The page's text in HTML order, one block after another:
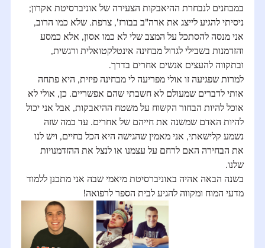
במבחנים לנבחרת ההיאבקות הצעירה של אוניברסיטת אקרון;
ניסיתי להגיע לייצג את ארה"ב בבורז', צרפת. שלא כמו הרוב,
אני מנסה להסתכל על המצב שלי לא כמו אסון, אלא כמסע
והזדמנות בשבילי לגדול מבחינה אינטלקטואלית ורגשית,
ובתקווה להעצים אנשים אחרים בדרך.
למרות שפגיעה זו אולי מפריעה לי מבחינה פיזית, היא פתחה
אותי לדברים שמעולם לא חשבתי שהם אפשריים. כן, אולי לא
אוכל להיות הבחור הקשוח על משטח ההיאבקות, אבל אני יכול
להיות האדם שמשנה את חייהם של אחרים. עד כמה שזה
נשמע קלישאתי, אני מאמין שהגישה היא הכל בחיים, ויש לנו
את הבחירה האם לרחם על עצמנו או לנצל את ההזדמנויות
שלנו.
בשנה הבאה אהיה באוניברסיטת מיאמי שבה אני מתכנן ללמוד
מדעי המוח ומקווה להגיע לבית הספר לרפואה!